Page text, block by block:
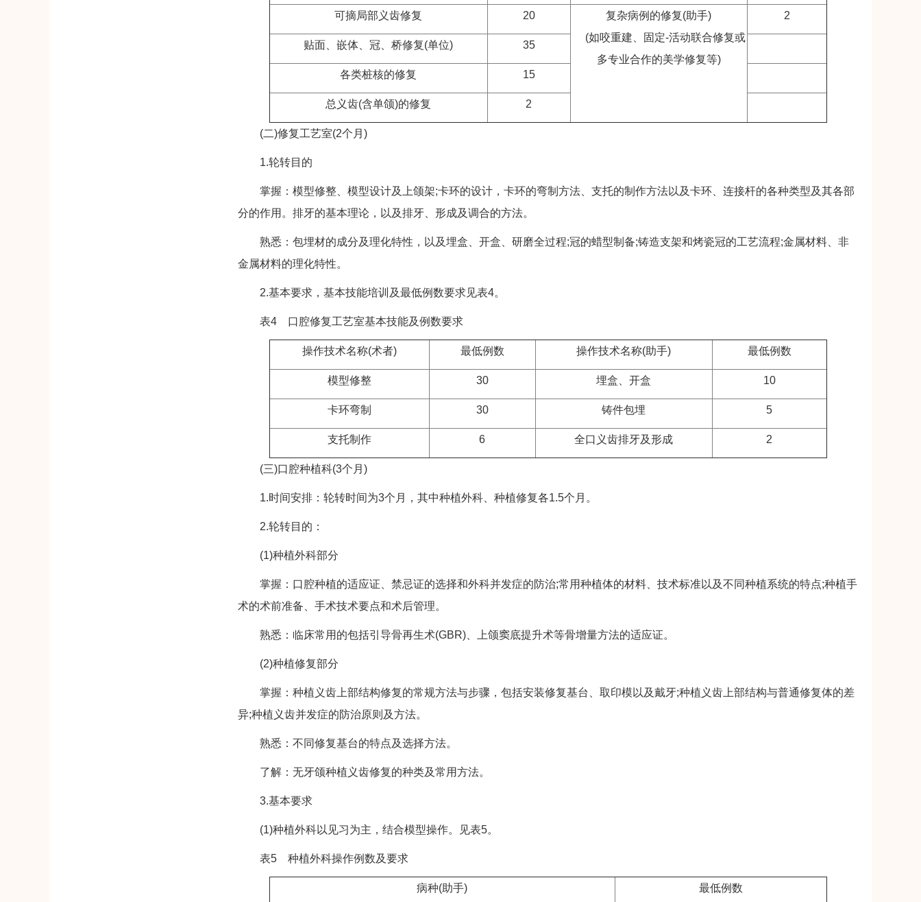
可摘局部义齿修复 20
复杂病例的修复(助手)
(如咬重建、固定-活动联合修复或
多专业合作的美学修复等)
2
贴面、嵌体、冠、桥修复(单位) 35
各类桩核的修复 15
总义齿(含单颌)的修复 2
(二)修复工艺室(2个月)
1.轮转目的
掌握：模型修整、模型设计及上颌架;卡环的设计，卡环的弯制方法、支托的制作方法以及卡环、连接杆的各种类型及其各部
分的作用。排牙的基本理论，以及排牙、形成及调合的方法。
熟悉：包埋材的成分及理化特性，以及埋盒、开盒、研磨全过程;冠的蜡型制备;铸造支架和烤瓷冠的工艺流程;金属材料、非
金属材料的理化特性。
2.基本要求，基本技能培训及最低例数要求见表4。
表4 口腔修复工艺室基本技能及例数要求
操作技术名称(术者) 最低例数 操作技术名称(助手) 最低例数
模型修整 30 埋盒、开盒 10
卡环弯制 30 铸件包埋 5
支托制作 6 全口义齿排牙及形成 2
(三)口腔种植科(3个月)
1.时间安排：轮转时间为3个月，其中种植外科、种植修复各1.5个月。
2.轮转目的：
(1)种植外科部分
掌握：口腔种植的适应证、禁忌证的选择和外科并发症的防治;常用种植体的材料、技术标准以及不同种植系统的特点;种植手
术的术前准备、手术技术要点和术后管理。
熟悉：临床常用的包括引导骨再生术(GBR)、上颌窦底提升术等骨增量方法的适应证。
(2)种植修复部分
掌握：种植义齿上部结构修复的常规方法与步骤，包括安装修复基台、取印模以及戴牙;种植义齿上部结构与普通修复体的差
异;种植义齿并发症的防治原则及方法。
熟悉：不同修复基台的特点及选择方法。
了解：无牙颌种植义齿修复的种类及常用方法。
3.基本要求
(1)种植外科以见习为主，结合模型操作。见表5。
表5 种植外科操作例数及要求
病种(助手) 最低例数